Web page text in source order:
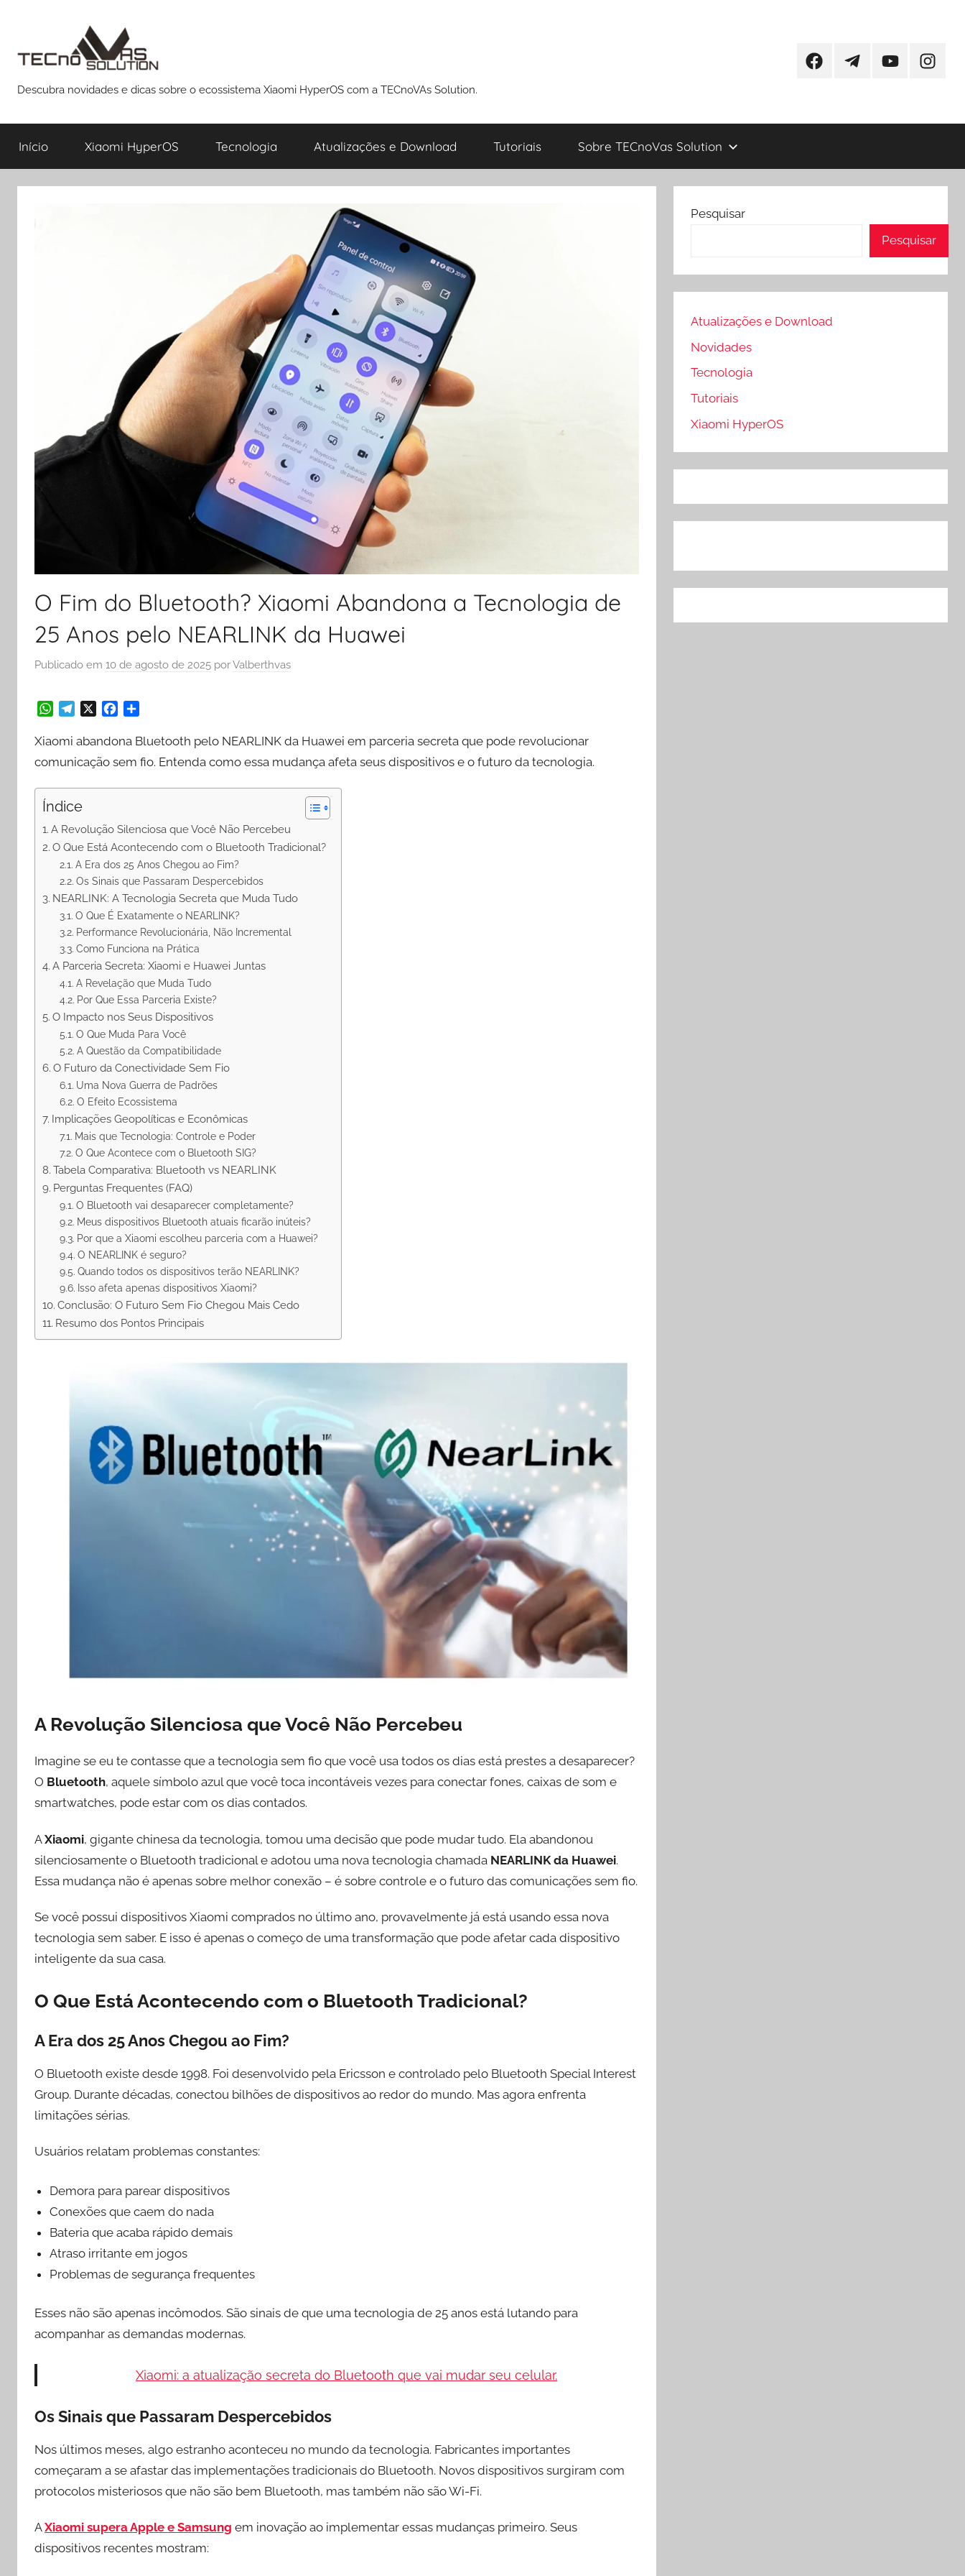
Descubra novidades e dicas sobre o ecossistema Xiaomi HyperOS com a TECnoVAs Solution.
FacebookTelegramYouTube
Início Xiaomi HyperOS Tecnologia Atualizações e Download Tutoriais Sobre TECnoVas Solution
O Fim do Bluetooth? Xiaomi Abandona a Tecnologia de
25 Anos pelo NEARLINK da Huawei
Publicado em 10 de agosto de 2025 porValberthvas
h
s
A
p
e
g
r
m
a
b
k
h
e
Xiaomi abandona Bluetooth pelo NEARLINK da Huawei em parceria secreta que pode revolucionar
comunicação sem fio. Entenda como essa mudança afeta seus dispositivos e o futuro da tecnologia.
Índice
A Revolução Silenciosa que Você Não Percebeu
O Que Está Acontecendo com o Bluetooth Tradicional?
A Era dos 25 Anos Chegou ao Fim?
Os Sinais que Passaram Despercebidos
NEARLINK: A Tecnologia Secreta que Muda Tudo
O Que É Exatamente o NEARLINK?
Performance Revolucionária, Não Incremental
Como Funciona na Prática
A Parceria Secreta: Xiaomi e Huawei Juntas
A Revelação que Muda Tudo
Por Que Essa Parceria Existe?
O Impacto nos Seus Dispositivos
O Que Muda Para Você
A Questão da Compatibilidade
O Futuro da Conectividade Sem Fio
Uma Nova Guerra de Padrões
O Efeito Ecossistema
Implicações Geopolíticas e Econômicas
Mais que Tecnologia: Controle e Poder
O Que Acontece com o Bluetooth SIG?
Tabela Comparativa: Bluetooth vs NEARLINK
Perguntas Frequentes (FAQ)
O Bluetooth vai desaparecer completamente?
Meus dispositivos Bluetooth atuais ficarão inúteis?
Por que a Xiaomi escolheu parceria com a Huawei?
O NEARLINK é seguro?
Quando todos os dispositivos terão NEARLINK?
Isso afeta apenas dispositivos Xiaomi?
Conclusão: O Futuro Sem Fio Chegou Mais Cedo
Resumo dos Pontos Principais
A Revolução Silenciosa que Você Não Percebeu
Imagine se eu te contasse que a tecnologia sem fio que você usa todos os dias está prestes a desaparecer?
O Bluetooth, aquele símbolo azul que você toca incontáveis vezes para conectar fones, caixas de som e
smartwatches, pode estar com os dias contados.
AXiaomi, gigante chinesa da tecnologia, tomou uma decisão que pode mudar tudo. Ela abandonou
silenciosamente o Bluetooth tradicional e adotou uma nova tecnologia chamada NEARLINK da Huawei.
Essa mudança não é apenas sobre melhor conexão – é sobre controle e o futuro das comunicações sem fio.
Se você possui dispositivos Xiaomi comprados no último ano, provavelmente já está usando essa nova
tecnologia sem saber. E isso é apenas o começo de uma transformação que pode afetar cada dispositivo
inteligente da sua casa.
O Que Está Acontecendo com o Bluetooth Tradicional?
A Era dos 25 Anos Chegou ao Fim?
O Bluetooth existe desde 1998. Foi desenvolvido pela Ericsson e controlado pelo Bluetooth Special Interest
Group. Durante décadas, conectou bilhões de dispositivos ao redor do mundo. Mas agora enfrenta
limitações sérias.
Usuários relatam problemas constantes:
Demora para parear dispositivos
Conexões que caem do nada
Bateria que acaba rápido demais
Atraso irritante em jogos
Problemas de segurança frequentes
Esses não são apenas incômodos. São sinais de que uma tecnologia de 25 anos está lutando para
acompanhar as demandas modernas.
Xiaomi: a atualização secreta do Bluetooth que vai mudar seu celular.
Os Sinais que Passaram Despercebidos
Nos últimos meses, algo estranho aconteceu no mundo da tecnologia. Fabricantes importantes
começaram a se afastar das implementações tradicionais do Bluetooth. Novos dispositivos surgiram com
protocolos misteriosos que não são bem Bluetooth, mas também não são Wi-Fi.
AXiaomi supera Apple e Samsung em inovação ao implementar essas mudanças primeiro. Seus
dispositivos recentes mostram:
Pesquisar
Pesquisar
Atualizações e Download
Novidades
Tecnologia
Tutoriais
Xiaomi HyperOS